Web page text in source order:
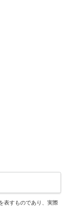
表すものであり、実際